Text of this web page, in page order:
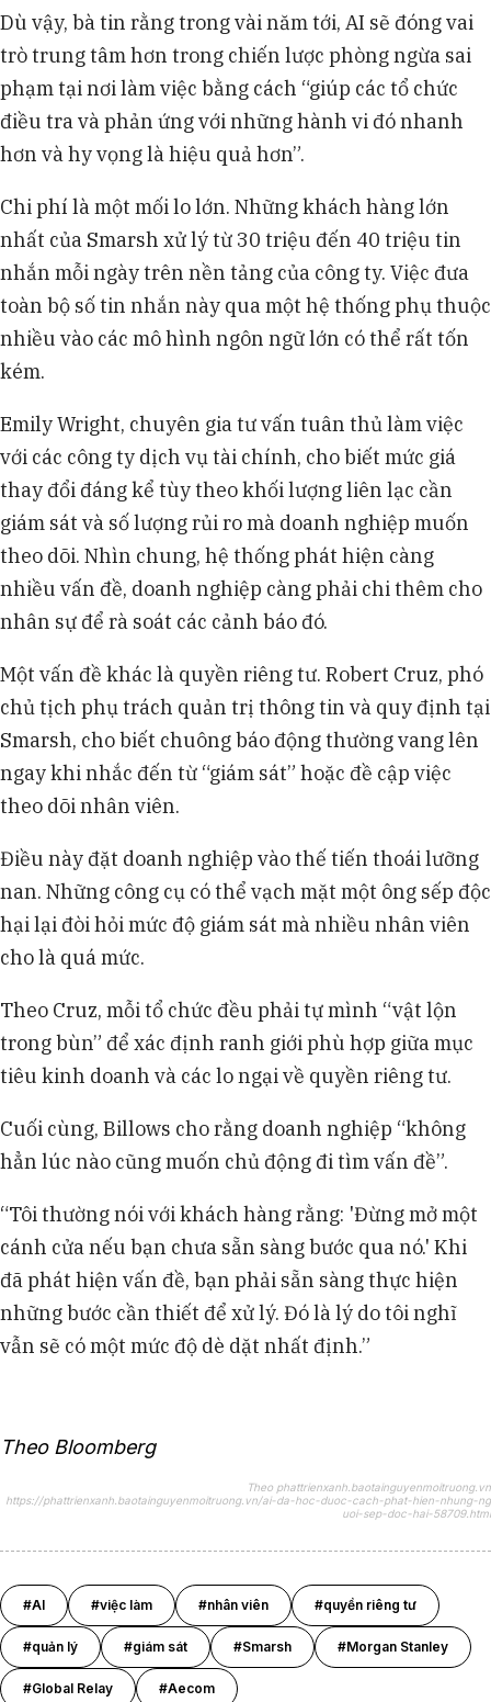
Dù vậy, bà tin rằng trong vài năm tới, AI sẽ đóng vai
trò trung tâm hơn trong chiến lược phòng ngừa sai
phạm tại nơi làm việc bằng cách “giúp các tổ chức
điều tra và phản ứng với những hành vi đó nhanh
hơn và hy vọng là hiệu quả hơn”.
Chi phí là một mối lo lớn. Những khách hàng lớn
nhất của Smarsh xử lý từ 30 triệu đến 40 triệu tin
nhắn mỗi ngày trên nền tảng của công ty. Việc đưa
toàn bộ số tin nhắn này qua một hệ thống phụ thuộc
nhiều vào các mô hình ngôn ngữ lớn có thể rất tốn
kém.
Emily Wright, chuyên gia tư vấn tuân thủ làm việc
với các công ty dịch vụ tài chính, cho biết mức giá
thay đổi đáng kể tùy theo khối lượng liên lạc cần
giám sát và số lượng rủi ro mà doanh nghiệp muốn
theo dõi. Nhìn chung, hệ thống phát hiện càng
nhiều vấn đề, doanh nghiệp càng phải chi thêm cho
nhân sự để rà soát các cảnh báo đó.
Một vấn đề khác là quyền riêng tư. Robert Cruz, phó
chủ tịch phụ trách quản trị thông tin và quy định tại
Smarsh, cho biết chuông báo động thường vang lên
ngay khi nhắc đến từ “giám sát” hoặc đề cập việc
theo dõi nhân viên.
Điều này đặt doanh nghiệp vào thế tiến thoái lưỡng
nan. Những công cụ có thể vạch mặt một ông sếp độc
hại lại đòi hỏi mức độ giám sát mà nhiều nhân viên
cho là quá mức.
Theo Cruz, mỗi tổ chức đều phải tự mình “vật lộn
trong bùn” để xác định ranh giới phù hợp giữa mục
tiêu kinh doanh và các lo ngại về quyền riêng tư.
Cuối cùng, Billows cho rằng doanh nghiệp “không
hẳn lúc nào cũng muốn chủ động đi tìm vấn đề”.
“Tôi thường nói với khách hàng rằng: 'Đừng mở một
cánh cửa nếu bạn chưa sẵn sàng bước qua nó.' Khi
đã phát hiện vấn đề, bạn phải sẵn sàng thực hiện
những bước cần thiết để xử lý. Đó là lý do tôi nghĩ
vẫn sẽ có một mức độ dè dặt nhất định.”
Theo Bloomberg
Theo phattrienxanh.baotainguyenmoitruong.vn
https://phattrienxanh.baotainguyenmoitruong.vn/ai-da-hoc-duoc-cach-phat-hien-nhung-ng
uoi-sep-doc-hai-58709.html
#AI #việc làm #nhân viên #quyền riêng tư
#quản lý #giám sát #Smarsh #Morgan Stanley
#Global Relay #Aecom